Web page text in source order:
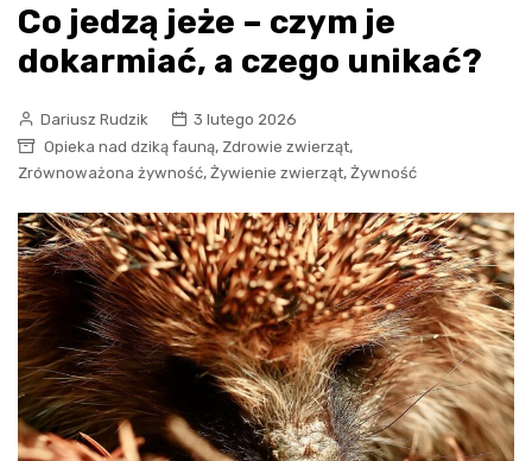
Co jedzą jeże – czym je
dokarmiać, a czego unikać?
Dariusz Rudzik
3 lutego 2026
Opieka nad dziką fauną, Zdrowie zwierząt,
Zrównoważona żywność, Żywienie zwierząt, Żywność